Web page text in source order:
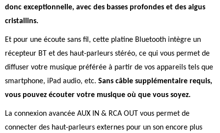
donc exceptionnelle, avec des basses profondes et des aigus
cristallins.
Et pour une écoute sans fil, cette platine Bluetooth intègre un
récepteur BT et des haut-parleurs stéréo, ce qui vous permet de
diffuser votre musique préférée à partir de vos appareils tels que
smartphone, iPad audio, etc. Sans câble supplémentaire requis,
vous pouvez écouter votre musique où que vous soyez.
La connexion avancée AUX IN & RCA OUT vous permet de
connecter des haut-parleurs externes pour un son encore plus